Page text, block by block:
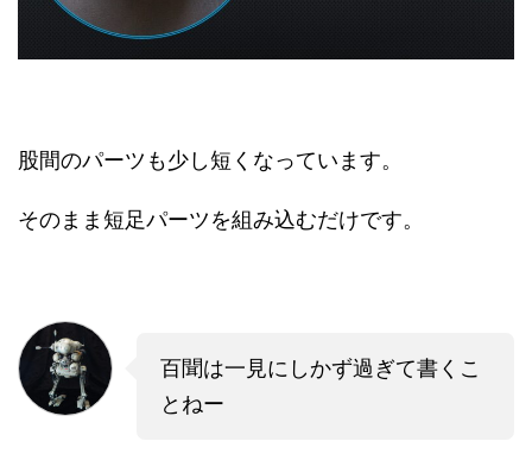
股間のパーツも少し短くなっています。
そのまま短足パーツを組み込むだけです。
百聞は一見にしかず過ぎて書くこ
とねー